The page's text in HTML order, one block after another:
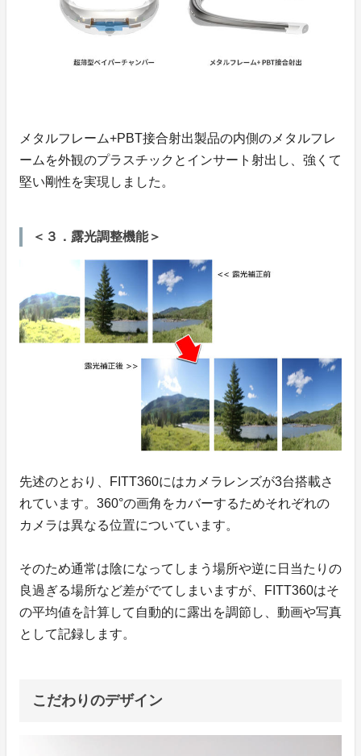
メタルフレーム+PBT接合射出製品の内側のメタルフレ
ームを外観のプラスチックとインサート射出し、強くて
堅い剛性を実現しました。
＜３．露光調整機能＞
先述のとおり、FITT360にはカメラレンズが3台搭載さ
れています。360°の画角をカバーするためそれぞれの
カメラは異なる位置についています。
そのため通常は陰になってしまう場所や逆に日当たりの
良過ぎる場所など差がでてしまいますが、FITT360はそ
の平均値を計算して自動的に露出を調節し、動画や写真
として記録します。
こだわりのデザイン